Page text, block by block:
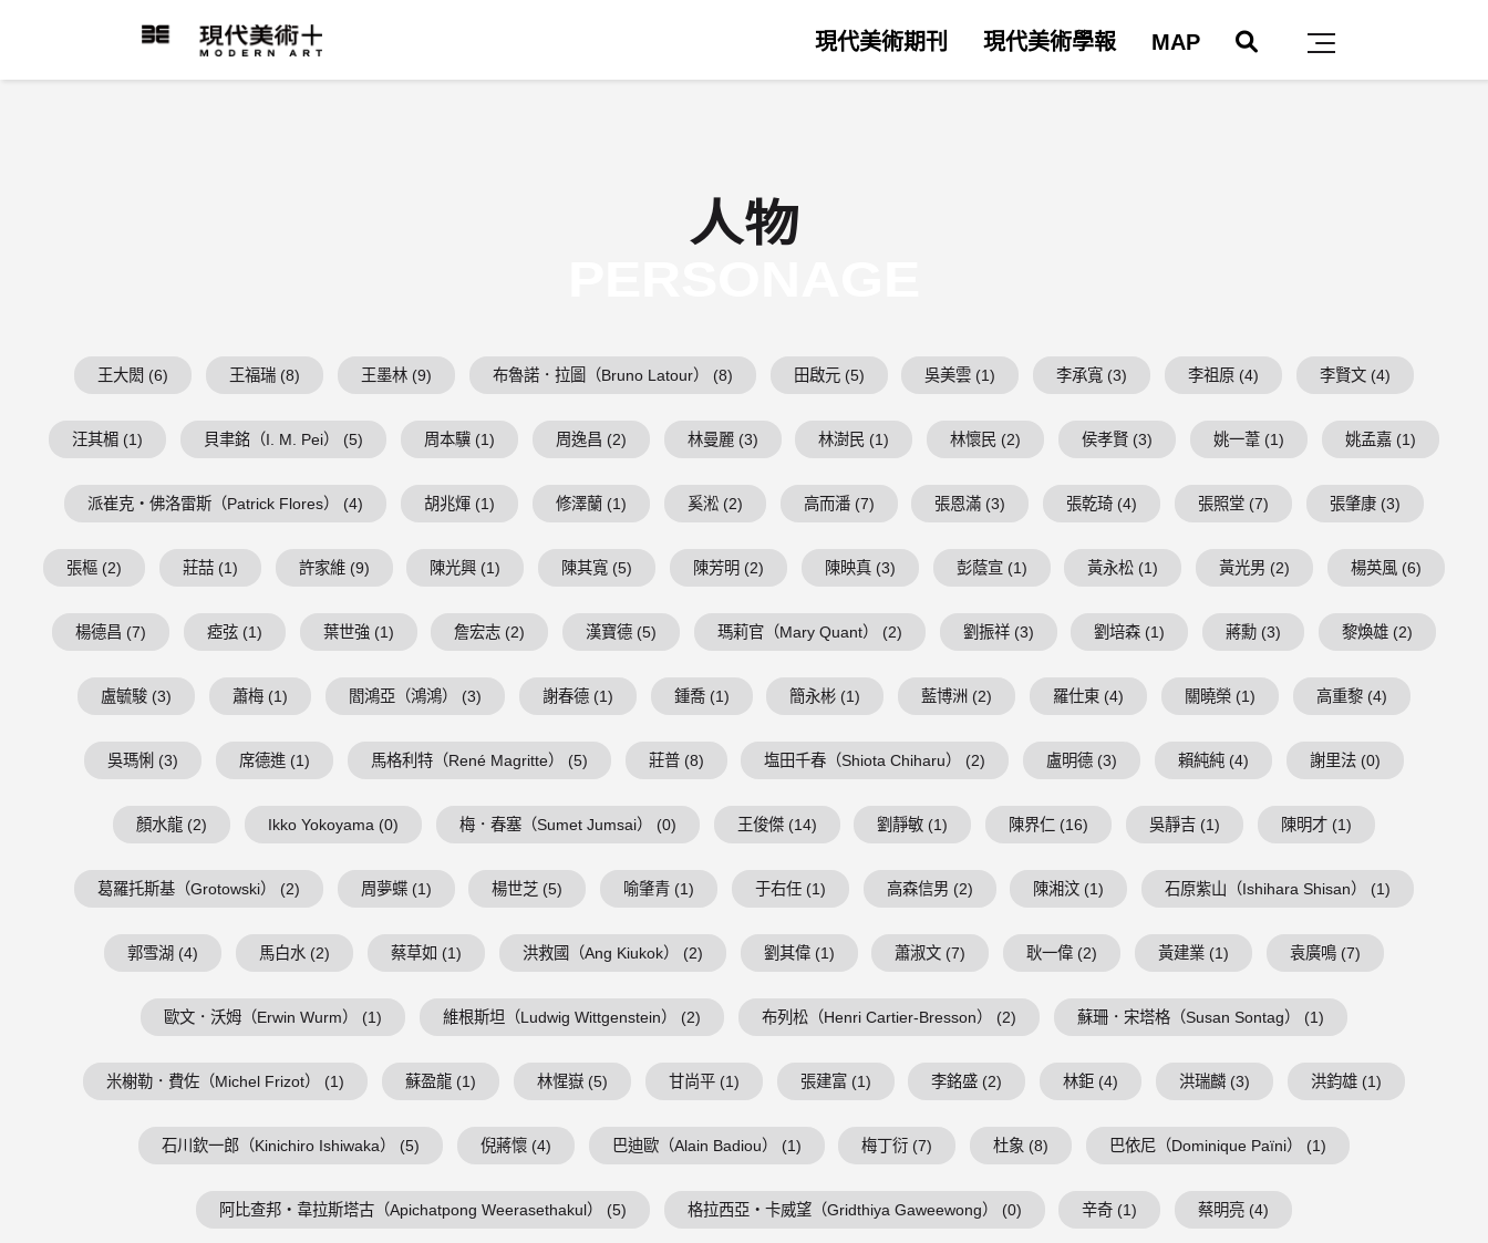
現代美術+Logo
主選單
現代美術期刊 現代美術學報 MAP
人物
王大閎 (6) 王福瑞 (8) 王墨林 (9) 布魯諾．拉圖（Bruno Latour） (8) 田啟元 (5) 吳美雲 (1) 李承寬 (3) 李祖原 (4) 李賢文 (4)
汪其楣 (1) 貝聿銘（I. M. Pei） (5) 周本驥 (1) 周逸昌 (2) 林曼麗 (3) 林澍民 (1) 林懷民 (2) 侯孝賢 (3) 姚一葦 (1) 姚孟嘉 (1)
派崔克・佛洛雷斯（Patrick Flores） (4) 胡兆煇 (1) 修澤蘭 (1) 奚淞 (2) 高而潘 (7) 張恩滿 (3) 張乾琦 (4) 張照堂 (7) 張肇康 (3)
張樞 (2) 莊喆 (1) 許家維 (9) 陳光興 (1) 陳其寬 (5) 陳芳明 (2) 陳映真 (3) 彭蔭宣 (1) 黃永松 (1) 黃光男 (2) 楊英風 (6)
楊德昌 (7) 瘂弦 (1) 葉世強 (1) 詹宏志 (2) 漢寶德 (5) 瑪莉官（Mary Quant） (2) 劉振祥 (3) 劉培森 (1) 蔣勳 (3) 黎煥雄 (2)
盧毓駿 (3) 蕭梅 (1) 閻鴻亞（鴻鴻） (3) 謝春德 (1) 鍾喬 (1) 簡永彬 (1) 藍博洲 (2) 羅仕東 (4) 關曉榮 (1) 高重黎 (4)
吳瑪悧 (3) 席德進 (1) 馬格利特（René Magritte） (5) 莊普 (8) 塩田千春（Shiota Chiharu） (2) 盧明德 (3) 賴純純 (4) 謝里法 (0)
顏水龍 (2) Ikko Yokoyama (0) 梅．春塞（Sumet Jumsai） (0) 王俊傑 (14) 劉靜敏 (1) 陳界仁 (16) 吳靜吉 (1) 陳明才 (1)
葛羅托斯基（Grotowski） (2) 周夢蝶 (1) 楊世芝 (5) 喻肇青 (1) 于右任 (1) 高森信男 (2) 陳湘汶 (1) 石原紫山（Ishihara Shisan） (1)
郭雪湖 (4) 馬白水 (2) 蔡草如 (1) 洪救國（Ang Kiukok） (2) 劉其偉 (1) 蕭淑文 (7) 耿一偉 (2) 黃建業 (1) 袁廣鳴 (7)
歐文．沃姆（Erwin Wurm） (1) 維根斯坦（Ludwig Wittgenstein） (2) 布列松（Henri Cartier-Bresson） (2) 蘇珊．宋塔格（Susan Sontag） (1)
米榭勒．費佐（Michel Frizot） (1) 蘇盈龍 (1) 林惺嶽 (5) 甘尚平 (1) 張建富 (1) 李銘盛 (2) 林鉅 (4) 洪瑞麟 (3) 洪鈞雄 (1)
石川欽一郎（Kinichiro Ishiwaka） (5) 倪蔣懷 (4) 巴迪歐（Alain Badiou） (1) 梅丁衍 (7) 杜象 (8) 巴依尼（Dominique Païni） (1)
阿比查邦・韋拉斯塔古（Apichatpong Weerasethakul） (5) 格拉西亞・卡威望（Gridthiya Gaweewong） (0) 辛奇 (1) 蔡明亮 (4)